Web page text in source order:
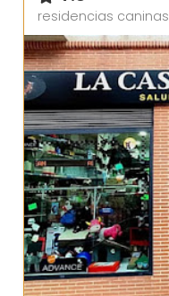
residencias caninas